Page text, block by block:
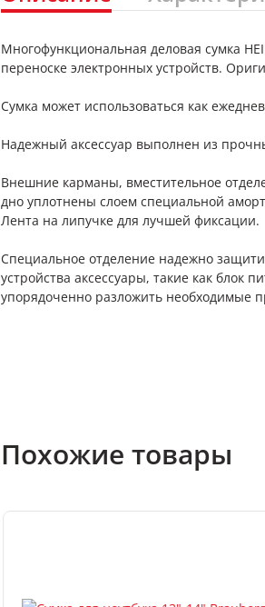
Многофункциональная деловая сумка
переноске электронных устройств.
Сумка может использоваться как
Надежный аксессуар выполнен из
Внешние карманы, вместительное
дно уплотнены слоем специальной
Лента на липучке для лучшей фиксации.
Специальное отделение надежно
устройства аксессуары, такие как блок
упорядоченно разложить необходимые
Похожие товары